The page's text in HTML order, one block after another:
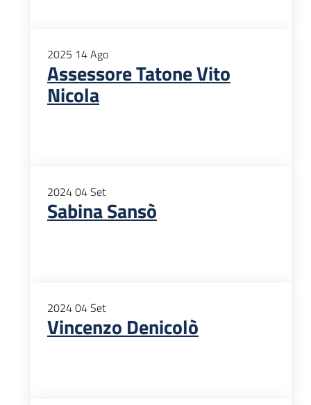
2025 14Ago
Assessore Tatone Vito
Nicola
202404Set
Sabina Sansò
202404Set
Vincenzo Denicolò